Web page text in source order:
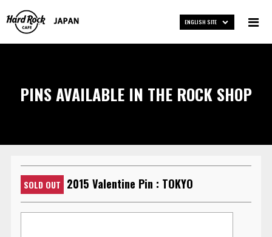
ENGLISH SITE
PINS AVAILABLE IN THE ROCK SHOP
SOLD OUT 2015 Valentine Pin : TOKYO